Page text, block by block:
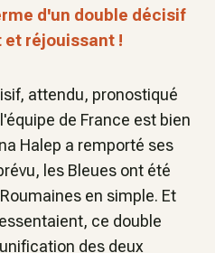
d'un double décisif
réjouissant !
attendu, pronostiqué
de France est bien
Halep a remporté ses
les Bleues ont été
en simple. Et
ce double
des deux